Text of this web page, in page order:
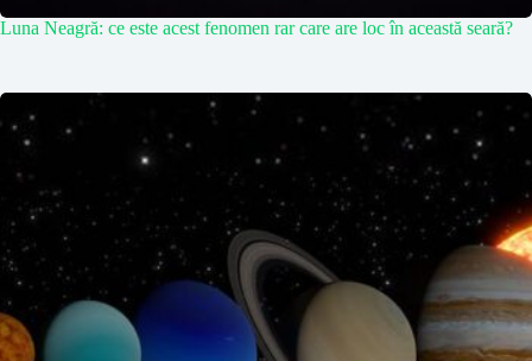
Luna Neagră: ce este acest fenomen rar care are loc în această seară?